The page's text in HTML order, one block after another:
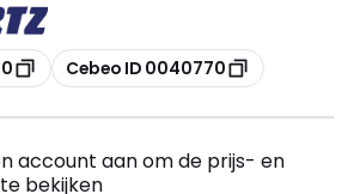
Kopiëren
Cebeo ID 0040770
account aan om de prijs- en
bekijken